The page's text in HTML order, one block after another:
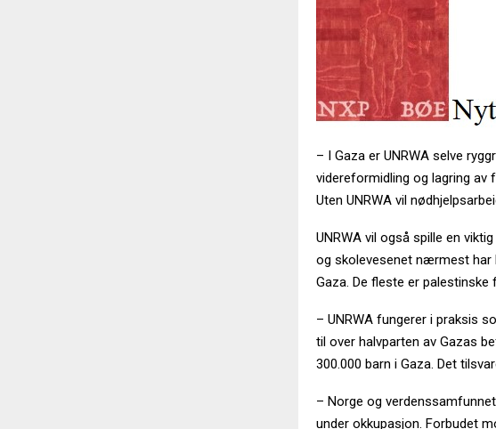
– I Gaza er UNRWA selve
videreformidling og lagring av
Uten UNRWA vil
UNRWA vil også spille en
og skolevesenet nærmest har
Gaza. De fleste er
– UNRWA fungerer i praksis
til over halvparten av Gazas
300.000 barn i Gaza. Det
– Norge og
under okkupasjon. Forbudet